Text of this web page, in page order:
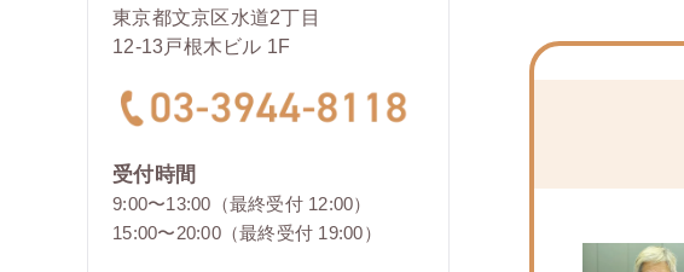
東京都文京区水道2丁目
12-13戸根木ビル 1F
受付時間
9:00〜13:00（最終受付 12:00）
15:00〜20:00（最終受付 19:00）